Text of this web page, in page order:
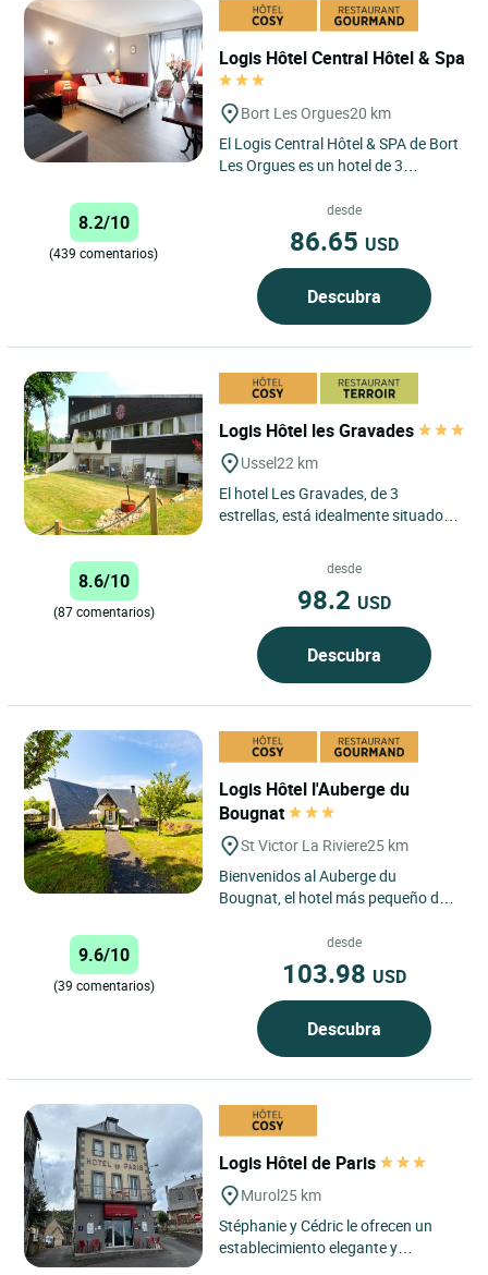
Logis Hôtel Central Hôtel & Spa
Bort Les Orgues20 km
El Logis Central Hôtel & SPA de Bort
Les Orgues es un hotel de 3
corazón de la región...
8.2/10
(439 comentarios)
desde
86.65 USD
Descubra
Logis Hôtel les Gravades
Ussel22 km
El hotel Les Gravades, de 3
estrellas, está idealmente situado
Corrèze, en un entorno...
8.6/10
(87 comentarios)
desde
98.2 USD
Descubra
Logis Hôtel l'Auberge du
Bougnat
St Victor La Riviere25 km
Bienvenidos al Auberge du
Bougnat, el hotel más pequeño del
Rivière, situado a 5 min....
9.6/10
(39 comentarios)
desde
103.98 USD
Descubra
Logis Hôtel de Paris
Murol25 km
Stéphanie y Cédric le ofrecen un
establecimiento elegante y